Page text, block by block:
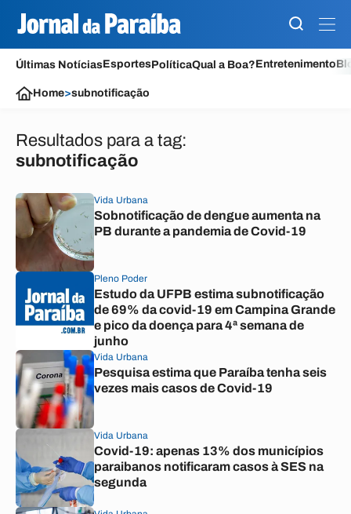
Últimas NotíciasEsportesPolíticaQual a Boa?Entretenimento
Home>subnotificação
Resultados para a tag:
subnotificação
Vida Urbana
Sobnotificação de dengue aumenta na
PB durante a pandemia de Covid-19
Pleno Poder
Estudo da UFPB estima subnotificação
de 69% da covid-19 em Campina Grande
e pico da doença para 4ª semana de
junho
Vida Urbana
Pesquisa estima que Paraíba tenha seis
vezes mais casos de Covid-19
Vida Urbana
Covid-19: apenas 13% dos municípios
paraibanos notificaram casos à SES na
segunda